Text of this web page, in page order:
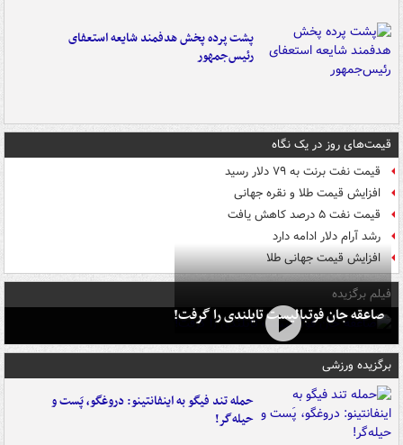
پشت پرده پخش هدفمند شایعه استعفای
رئیس‌جمهور
قیمت‌های روز در یک نگاه
قیمت نفت برنت به ۷۹ دلار رسید
افزایش قیمت طلا و نقره جهانی
قیمت نفت ۵ درصد کاهش یافت
رشد آرام دلار ادامه دارد
افزایش قیمت جهانی طلا
فیلم برگزیده
صاعقه جان فوتبالیست تایلندی را گرفت!
برگزیده ورزشی
حمله تند فیگو به اینفانتینو: دروغگو، پَست‌ و
حیله‌گر!